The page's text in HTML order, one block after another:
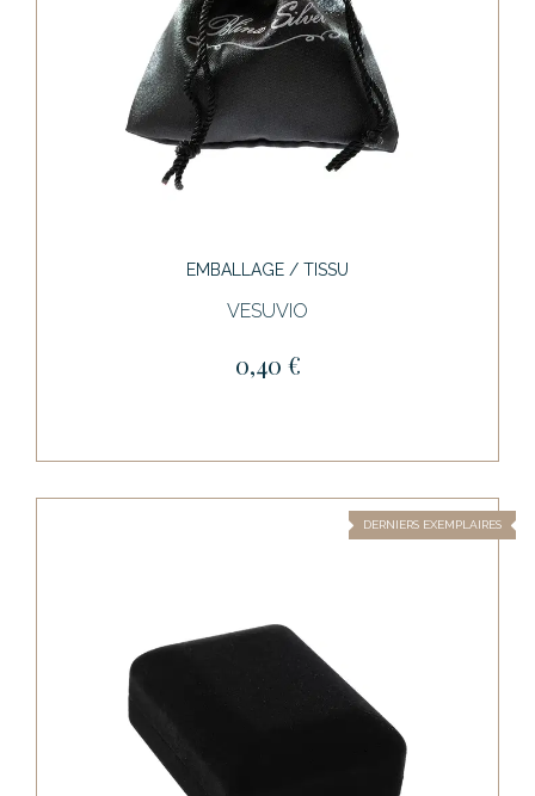
EMBALLAGE / TISSU
VESUVIO
0,40 €
DERNIERS EXEMPLAIRES